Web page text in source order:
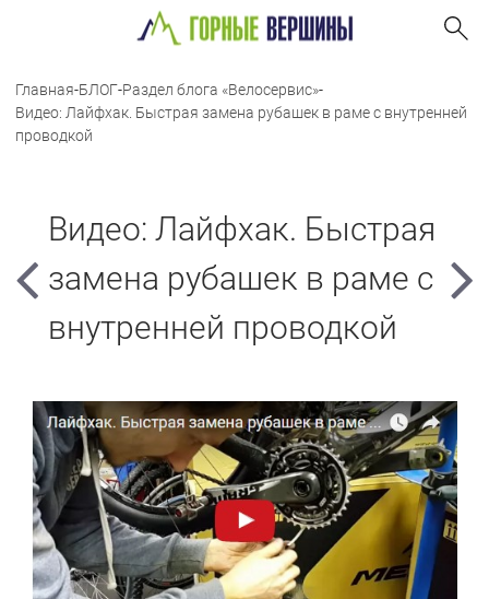
Главная-БЛОГ-Раздел блога «Велосервис»-
Видео: Лайфхак. Быстрая замена рубашек в раме с внутренней
проводкой
Видео: Лайфхак. Быстрая
замена рубашек в раме с
внутренней проводкой